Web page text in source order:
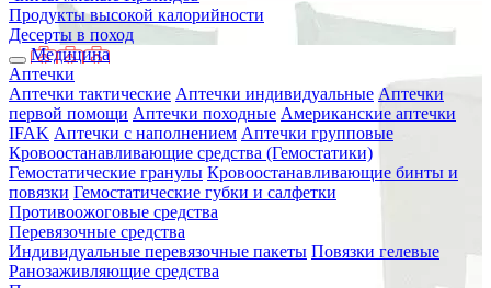
Продукты высокой калорийности
Десерты в поход
Медицина
Аптечки
Аптечки тактические Аптечки индивидуальные Аптечки
первой помощи Аптечки походные Американские аптечки
IFAK Аптечки с наполнением Аптечки групповые
Кровоостанавливающие средства (Гемостатики)
Гемостатические гранулы Кровоостанавливающие бинты и
повязки Гемостатические губки и салфетки
Противоожоговые средства
Перевязочные средства
Индивидуальные перевязочные пакеты Повязки гелевые
Ранозаживляющие средства